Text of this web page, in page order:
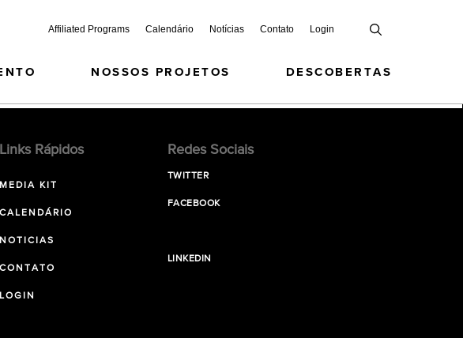
Affiliated Programs Calendário Notícias Contato Login
NOSSOS PROJETOS DESCOBERTAS
Links Rápidos
MEDIA KIT
CALENDÁRIO
NOTICIAS
CONTATO
LOGIN
Redes Sociais
TWITTER
FACEBOOK
LINKEDIN